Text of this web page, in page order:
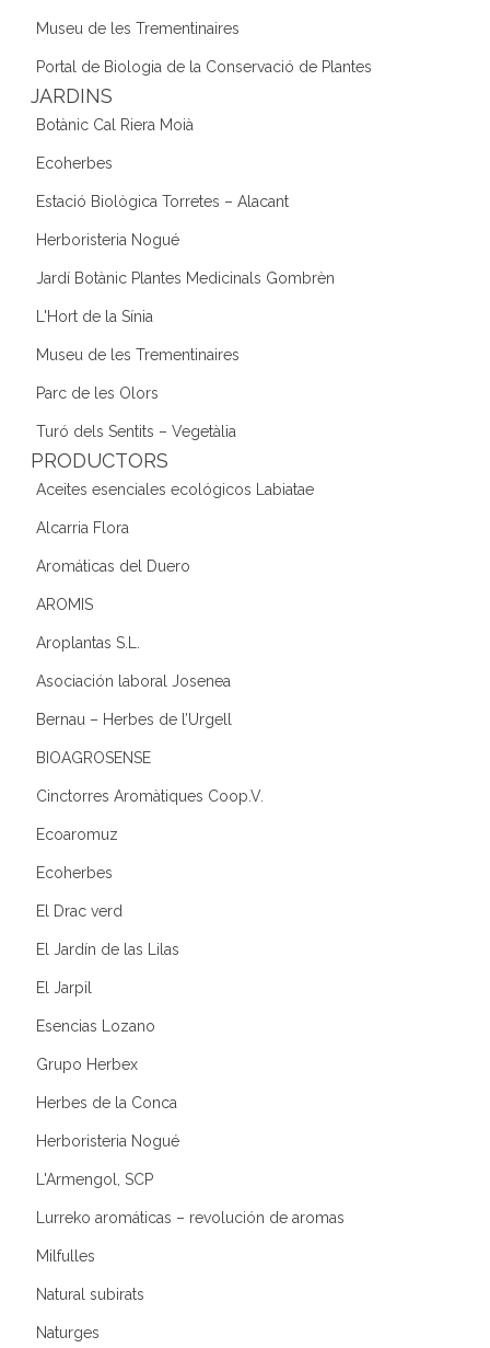
Museu de les Trementinaires
Portal de Biologia de la Conservació de Plantes
JARDINS
Botànic Cal Riera Moià
Ecoherbes
Estació Biològica Torretes – Alacant
Herboristeria Nogué
Jardí Botànic Plantes Medicinals Gombrèn
L'Hort de la Sínia
Museu de les Trementinaires
Parc de les Olors
Turó dels Sentits – Vegetàlia
PRODUCTORS
Aceites esenciales ecológicos Labiatae
Alcarria Flora
Aromáticas del Duero
AROMIS
Aroplantas S.L.
Asociación laboral Josenea
Bernau – Herbes de l’Urgell
BIOAGROSENSE
Cinctorres Aromàtiques Coop.V.
Ecoaromuz
Ecoherbes
El Drac verd
El Jardín de las Lilas
El Jarpil
Esencias Lozano
Grupo Herbex
Herbes de la Conca
Herboristeria Nogué
L'Armengol, SCP
Lurreko aromáticas – revolución de aromas
Milfulles
Natural subirats
Naturges